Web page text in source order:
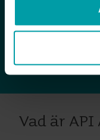
Kamstrup makes
cookie is installed
analysis
You can at any
Vad är API